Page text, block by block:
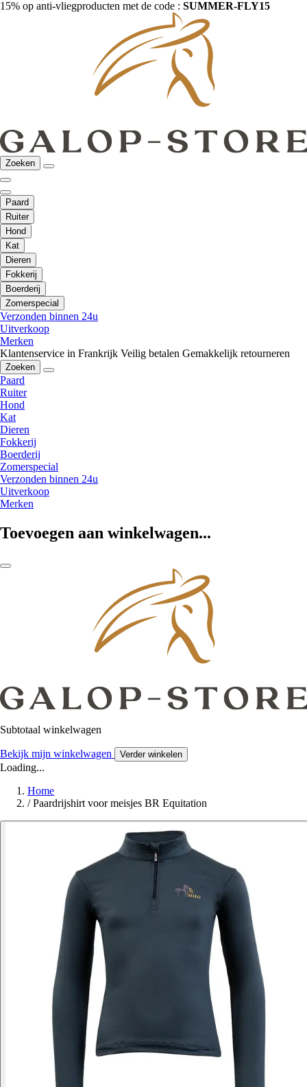
15% op anti-vliegproducten met de code : SUMMER-FLY15
Zoeken
Paard
Ruiter
Hond
Kat
Dieren
Fokkerij
Boerderij
Zomerspecial
Verzonden binnen 24u
Uitverkoop
Merken
Klantenservice in Frankrijk Veilig betalen Gemakkelijk retourneren
Zoeken
Paard
Ruiter
Hond
Kat
Dieren
Fokkerij
Boerderij
Zomerspecial
Verzonden binnen 24u
Uitverkoop
Merken
Toevoegen aan winkelwagen...
Subtotaal winkelwagen
Bekijk mijn winkelwagen Verder winkelen
Loading...
Home
/ Paardrijshirt voor meisjes BR Equitation